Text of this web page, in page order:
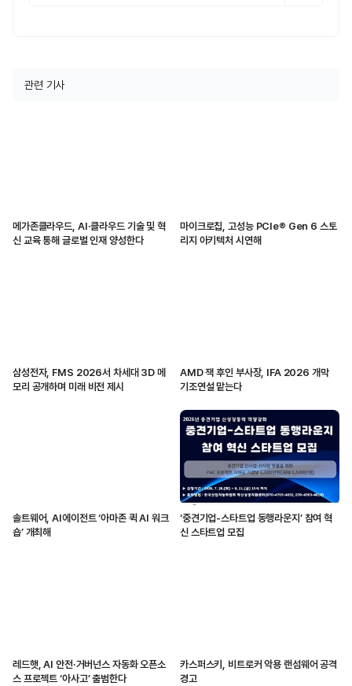
관련 기사
메가존클라우드, AI·클라우드 기술 및 혁
신 교육 통해 글로벌 인재 양성한다
마이크로칩, 고성능 PCIe® Gen 6 스토
리지 아키텍처 시연해
삼성전자, FMS 2026서 차세대 3D 메
모리 공개하며 미래 비전 제시
AMD 잭 후인 부사장, IFA 2026 개막
기조연설 맡는다
솔트웨어, AI에이전트 ‘아마존 퀵 AI 워크
숍’ 개최해
‘중견기업-스타트업 동행라운지’ 참여 혁
신 스타트업 모집
레드햇, AI 안전·거버넌스 자동화 오픈소
스 프로젝트 ‘아사고’ 출범한다
카스퍼스키, 비트로커 악용 랜섬웨어 공격
경고